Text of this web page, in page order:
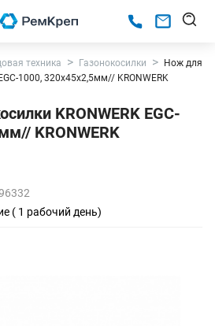
техника Газонокосилки
Нож для
1000, 320х45х2,5мм// KRONWERK
KRONWERK EGC-
KRONWERK
( 1 рабочий день)